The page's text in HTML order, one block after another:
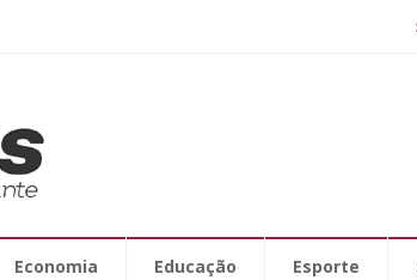
Economia Educação Esporte